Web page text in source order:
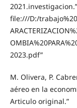
2021.investigacion.”
file:///D:/
2023.pdf”
M. Olivera, P.
aéreo en la
Articulo original.”